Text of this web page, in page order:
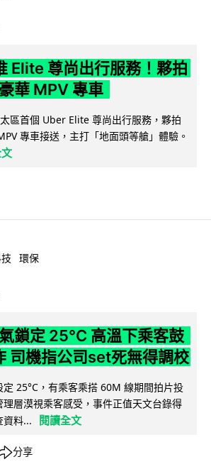
Elite 尊尚出行服務！夥拍
華 MPV 專車
區首個 Uber Elite 尊尚出行服務，夥拍
專車接送，主打「地面頭等艙」體驗。
環保
鎖定 25°C 高溫下乘客鼓
司機指公司set死無得調校
25°C，有乘客乘搭 60M 線期間拍片投
層漠視乘客感受，事件正值天文台錄得
資料...
閱讀全文
分享